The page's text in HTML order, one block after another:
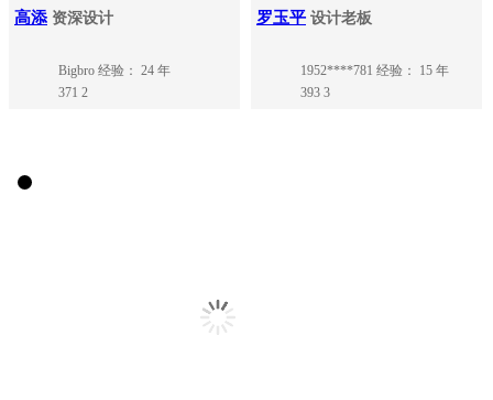
高添 资深设计
Bigbro 经验： 24 年
371 2
罗玉平 设计老板
1952****781 经验： 15 年
393 3